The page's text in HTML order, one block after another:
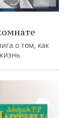
о том, как